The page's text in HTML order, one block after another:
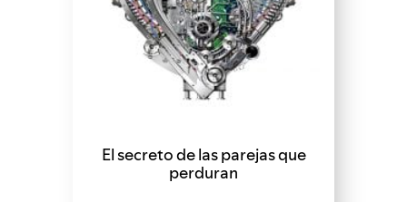
El secreto de las parejas que
perduran